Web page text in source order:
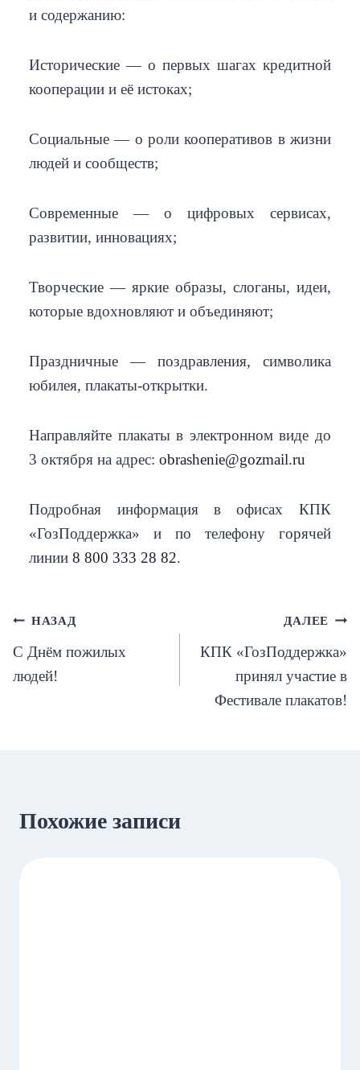
и содержанию:
Исторические — о первых шагах кредитной
кооперации и её истоках;
Социальные — о роли кооперативов в жизни
людей и сообществ;
Современные — о цифровых сервисах,
развитии, инновациях;
Творческие — яркие образы, слоганы, идеи,
которые вдохновляют и объединяют;
Праздничные — поздравления, символика
юбилея, плакаты-открытки.
Направляйте плакаты в электронном виде до
3 октября на адрес:obrashenie@gozmail.ru
Подробная информация в офисах КПК
«ГозПоддержка» и по телефону горячей
линии8 800 333 28 82.
Навигация
по
записям
НАЗАД
С Днём пожилых
людей!
ДАЛЕЕ
КПК «ГозПоддержка»
принял участие в
Фестивале плакатов!
Похожие записи